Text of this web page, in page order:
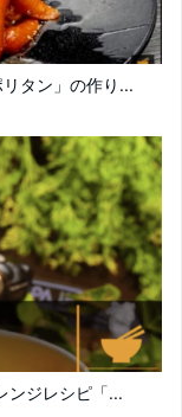
タン」の作り...
ンジレシピ「...